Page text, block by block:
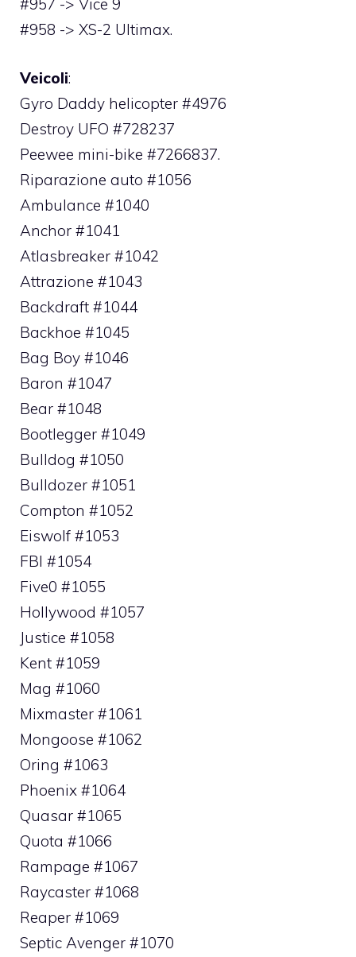
#957 -> Vice 9
#958 -> XS-2 Ultimax.
Veicoli:
Gyro Daddy helicopter #4976
Destroy UFO #728237
Peewee mini-bike #7266837.
Riparazione auto #1056
Ambulance #1040
Anchor #1041
Atlasbreaker #1042
Attrazione #1043
Backdraft #1044
Backhoe #1045
Bag Boy #1046
Baron #1047
Bear #1048
Bootlegger #1049
Bulldog #1050
Bulldozer #1051
Compton #1052
Eiswolf #1053
FBI #1054
Five0 #1055
Hollywood #1057
Justice #1058
Kent #1059
Mag #1060
Mixmaster #1061
Mongoose #1062
Oring #1063
Phoenix #1064
Quasar #1065
Quota #1066
Rampage #1067
Raycaster #1068
Reaper #1069
Septic Avenger #1070